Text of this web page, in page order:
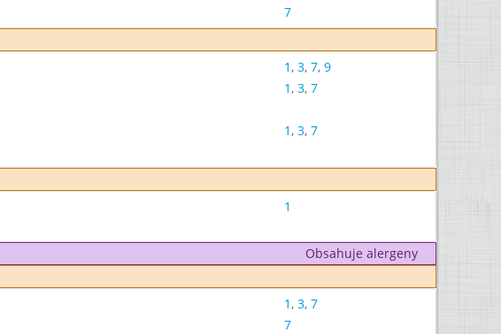
7
1, 3, 7, 9
1, 3, 7
1, 3, 7
1
Obsahuje alergeny
1, 3, 7
7